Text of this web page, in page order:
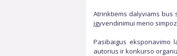
Atrinktiems dalyviams bus
įgyvendinimui meno
Pasibaigus eksponavimo
autorius ir konkurso